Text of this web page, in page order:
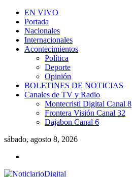
EN VIVO
Portada
Nacionales
Internacionales
Acontecimientos
Política
Deporte
Opinión
BOLETINES DE NOTICIAS
Canales de TV y Radio
Montecristi Digital Canal 8
Frontera Visión Canal 32
Dajabon Canal 6
sábado, agosto 8, 2026